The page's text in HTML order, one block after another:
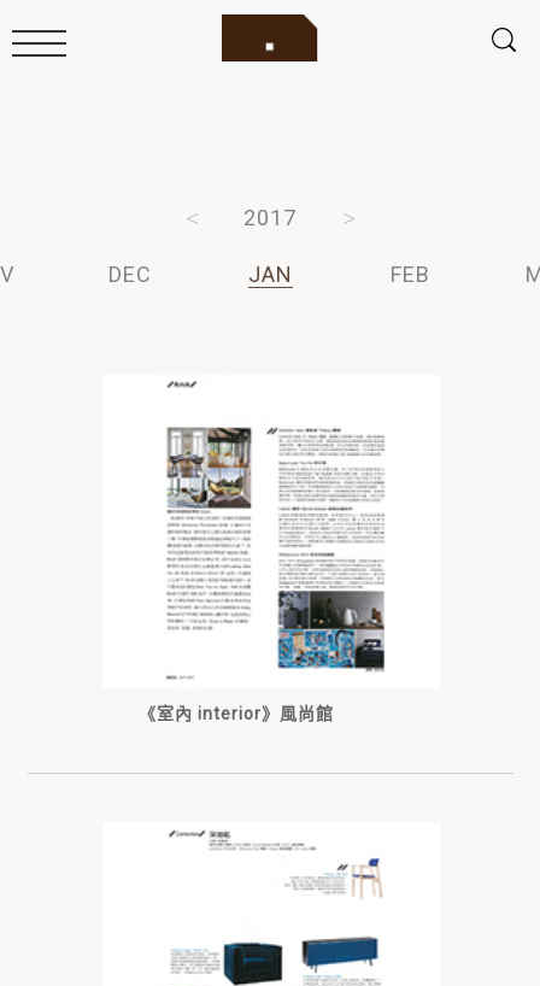
2017
DEC JAN FEB
《室內 interior》風尚館